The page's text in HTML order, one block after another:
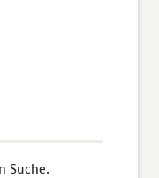
Suche.